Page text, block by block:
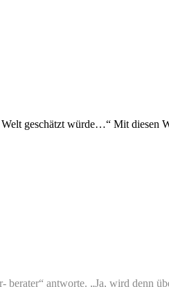
geschätzt würde…“ Mit diesen
antworte. „Ja, wird denn